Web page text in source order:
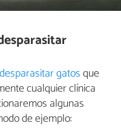
gatosque
cualquier clínica
algunas
de ejemplo: